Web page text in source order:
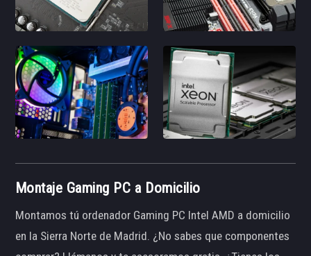
Montaje Gaming PC a Domicilio
Montamos tú ordenador Gaming PC Intel AMD a domicilio
en la Sierra Norte de Madrid. ¿No sabes que componentes